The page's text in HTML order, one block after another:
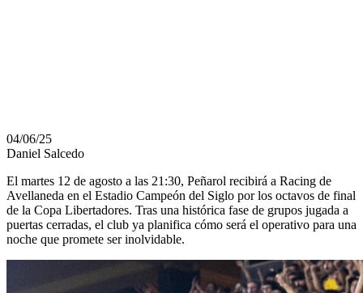
04/06/25
Daniel Salcedo
El martes 12 de agosto a las 21:30, Peñarol recibirá a Racing de
Avellaneda en el Estadio Campeón del Siglo por los octavos de final
de la Copa Libertadores. Tras una histórica fase de grupos jugada a
puertas cerradas, el club ya planifica cómo será el operativo para una
noche que promete ser inolvidable.